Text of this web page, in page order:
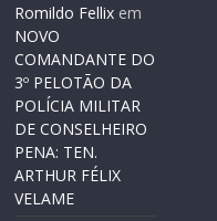
Romildo Fellix em
NOVO
COMANDANTE DO
3º PELOTÃO DA
POLÍCIA MILITAR
DE CONSELHEIRO
PENA: TEN.
ARTHUR FÉLIX
VELAME